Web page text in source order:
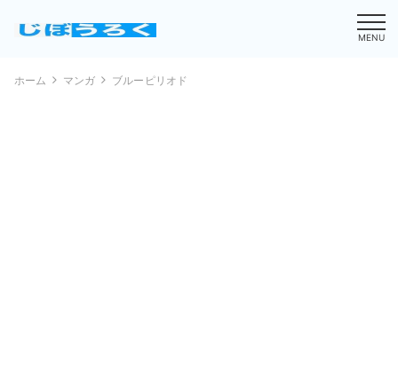
MENU
ホーム マンガ ブルーピリオド